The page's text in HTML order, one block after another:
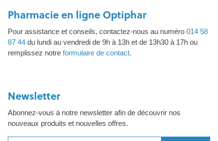
Pharmacie en ligne Optiphar
Pour assistance et conseils, contactez-nous au numéro 014 58
87 44 du lundi au vendredi de 9h à 13h et de 13h30 à 17h ou
remplissez notre formulaire de contact.
Newsletter
Abonnez-vous à notre newsletter afin de découvrir nos
nouveaux produits et nouvelles offres.